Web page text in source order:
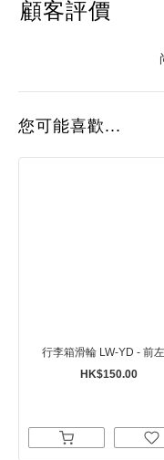
顧客評價
您可能喜歡...
行李箱滑輪 LW-YD - 前
HK$150.00